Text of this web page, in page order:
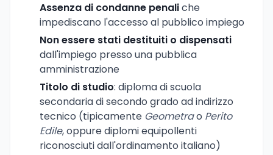
Assenza di condanne penaliche
impediscano l'accesso al pubblico impiego
Non essere stati destituiti o dispensati
dall'impiego presso una pubblica
amministrazione
Titolo di studio: diploma di scuola
secondaria di secondo grado ad indirizzo
tecnico (tipicamente Geometrao Perito
Edile, oppure diplomi equipollenti
riconosciuti dall'ordinamento italiano)